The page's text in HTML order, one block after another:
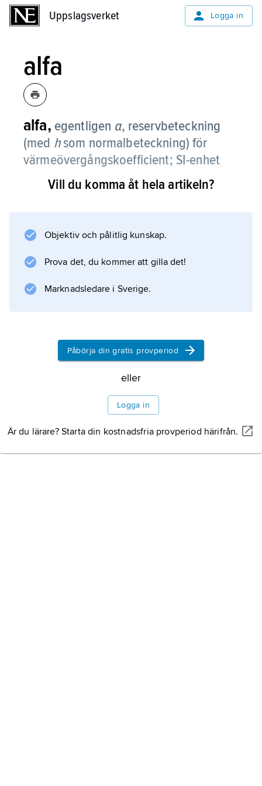
Uppslagsverket Logga in
alfa
alfa, egentligen α, reservbeteckning
(med hsom normalbeteckning) för
värmeövergångskoefficient; SI-enhet
watt per kvadratmeterkelvin (W/m 2K).
Vill du komma åt hela artikeln?
Objektiv och pålitlig kunskap.
Prova det, du kommer att gilla det!
Marknadsledare i Sverige.
Påbörja din gratis provperiod
eller
Logga in
Är du lärare? Starta din kostnadsfria provperiod härifrån.